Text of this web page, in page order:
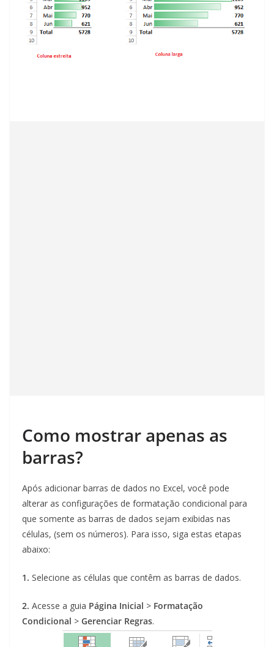
Como mostrar apenas as
barras?
Após adicionar barras de dados no Excel, você pode
alterar as configurações de formatação condicional para
que somente as barras de dados sejam exibidas nas
células, (sem os números). Para isso, siga estas etapas
abaixo:
1. Selecione as células que contêm as barras de dados.
2. Acesse a guia Página Inicial > Formatação
Condicional > Gerenciar Regras.